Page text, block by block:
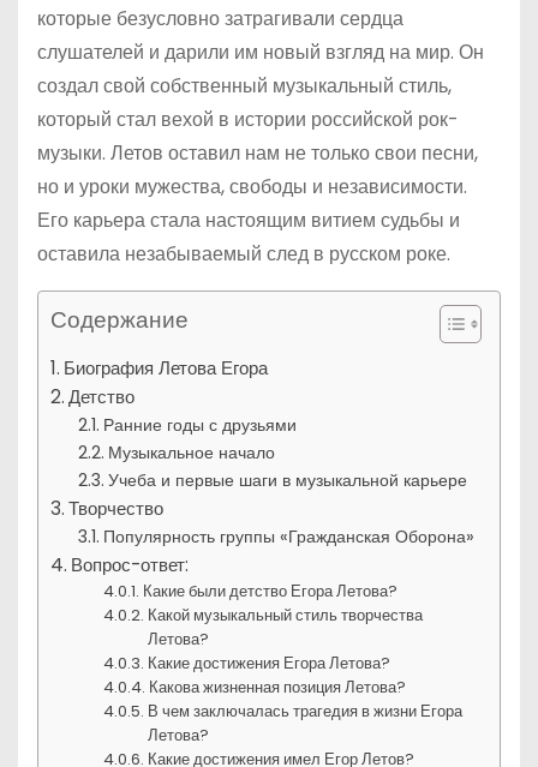
которые безусловно затрагивали сердца
слушателей и дарили им новый взгляд на мир. Он
создал свой собственный музыкальный стиль,
который стал вехой в истории российской рок-
музыки. Летов оставил нам не только свои песни,
но и уроки мужества, свободы и независимости.
Его карьера стала настоящим витием судьбы и
оставила незабываемый след в русском роке.
Содержание
Биография Летова Егора
Детство
Ранние годы с друзьями
Музыкальное начало
Учеба и первые шаги в музыкальной карьере
Творчество
Популярность группы «Гражданская Оборона»
Вопрос-ответ:
Какие были детство Егора Летова?
Какой музыкальный стиль творчества
Летова?
Какие достижения Егора Летова?
Какова жизненная позиция Летова?
В чем заключалась трагедия в жизни Егора
Летова?
Какие достижения имел Егор Летов?